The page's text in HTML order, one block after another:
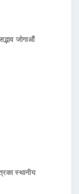
जोगाऔं
स्थानीय